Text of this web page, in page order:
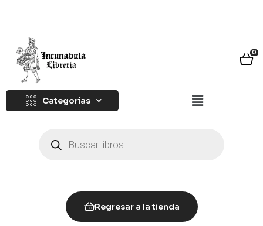
0
Categorías
Regresar a la tienda